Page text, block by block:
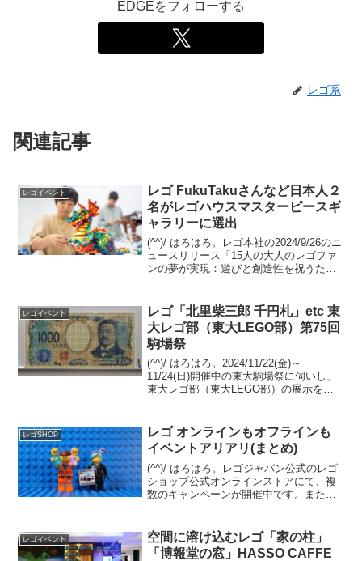
EDGEをフォローする
レゴ系
関連記事
レゴイベント
レゴ FukuTakuさんなど日本人２
名がレゴハウスマスターピースギ
ャラリーに選出
(^^)/ はろはろ。レゴ本社の2024/9/26のニ
ュースリリース「15人の大人のレゴファ
ンの夢が実現：遊びと創造性を祝うた
うち、日本から2名が選出された旨が発表
さ...
レゴイベント
レゴ「北里柴三郎 千円札」etc 東
大レゴ部（東大LEGO部）第75回
駒場祭
(^^)/ はろはろ。2024/11/22(金)～
11/24(日)開催中の東大駒場祭に伺いし、
東大レゴ部（東大LEGO部）の展示を観
レンジアカデミー」をアップします。
モ...
レゴSHOP
レゴ オンラインもオフラインも
イベントアリアリ(まとめ)
(^^)/ はろはろ。レゴジャパン公式のレゴ
ショップ公式オンラインストアにて、複
数のキャンペーンが開催中です。また、
15%OFF、ポイント２倍オファーページ
にて、4/...
レゴイベント
空間に溶け込むレゴ「家の柱」
「博報堂の窓」HASSO CAFFE